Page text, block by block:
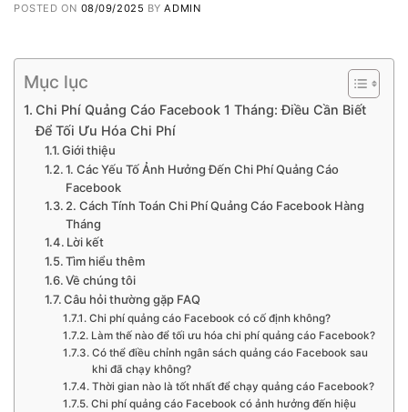
POSTED ON 08/09/2025 BYADMIN
Mục lục
Chi Phí Quảng Cáo Facebook 1 Tháng: Điều Cần Biết
Để Tối Ưu Hóa Chi Phí
Giới thiệu
1. Các Yếu Tố Ảnh Hưởng Đến Chi Phí Quảng Cáo
Facebook
2. Cách Tính Toán Chi Phí Quảng Cáo Facebook Hàng
Tháng
Lời kết
Tìm hiểu thêm
Về chúng tôi
Câu hỏi thường gặp FAQ
Chi phí quảng cáo Facebook có cố định không?
Làm thế nào để tối ưu hóa chi phí quảng cáo Facebook?
Có thể điều chỉnh ngân sách quảng cáo Facebook sau
khi đã chạy không?
Thời gian nào là tốt nhất để chạy quảng cáo Facebook?
Chi phí quảng cáo Facebook có ảnh hưởng đến hiệu